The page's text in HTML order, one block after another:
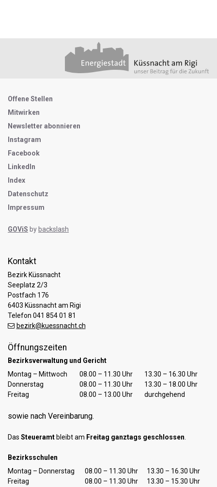
Kontakt
Bezirk Küssnacht
Seeplatz 2/3
Postfach 176
6403 Küssnacht am Rigi
Telefon 041 854 01 81
bezirk@kuessnacht.ch
Öffnungszeiten
Bezirksverwaltung und Gericht
TagÖffnungszeiten Vormittag Öffnungszeiten Nachmittag
Montag – Mittwoch 08.00 – 11.30 Uhr
13.30 – 16.30 Uhr
Donnerstag
08.00 – 11.30 Uhr
13.30 – 18.00 Uhr
Freitag
08.00 – 13.00 Uhr durchgehend
sowie nach Vereinbarung.
Das Steueramt bleibt am Freitag ganztags geschlossen.
Bezirksschulen
TagÖffnungszeiten Vormittag Öffnungszeiten Nachmittag
Montag – Donnerstag 08.00 – 11.30 Uhr
13.30 – 16.30 Uhr
Freitag
08.00 – 11.30 Uhr 13.30 – 15.30 Uhr
Metanavigation
Offene Stellen
Mitwirken
Newsletter abonnieren
Instagram
Facebook
LinkedIn
Index
Datenschutz
Impressum
GOViS by backslash